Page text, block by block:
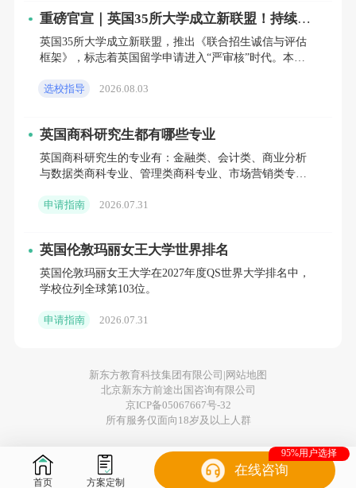
解他们的录取偏好和申请要求。
关注政策变化‌：英国大学的录取政策可能会随着时间和政
策的变化而调整，申请者需要密切关注相关动态。
综上所述，了解并满足英国大学的入学要求是
申请成功的关键。通过提前规划、精准定位、
申请者可以提升自己的申请成功率，实现留学
梦想。
求详解：了解录取标准，提升申请成功率！
重磅官宣｜英国35所大学成立新联盟！持续多
年的“宽进”假象，彻底破灭
英国35所大学成立新联盟，推出《联合招生诚信与评估
框架》，标志着英国留学申请进入“严审核”时代。本文
假”与“分数通胀
选校指导 2026.08.03
英国商科研究生都有哪些专业
英国商科研究生的专业有：金融类、会计类、商业分析
与数据类商科专业、管理类商科专业、市场营销类专
申请指南 2026.07.31
英国伦敦玛丽女王大学世界排名
英国伦敦玛丽女王大学在2027年度QS世界大学排名中，
学校位列全球第103位。
申请指南 2026.07.31
新东方教育科技集团有限公司| 网站地图
北京新东方前途出国咨询有限公司
京ICP备05067667号-32
所有服务仅面向18岁及以上人群
首页 方案定制
在线咨询
95%用户选择